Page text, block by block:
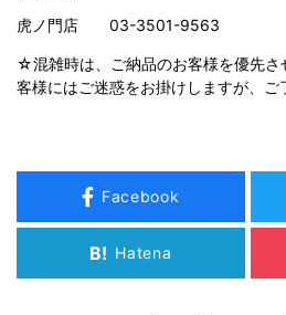
虎ノ門店 03-3501-9563
☆混雑時は、ご納品のお客様を優先さ
客様にはご迷惑をお掛けしますが、ご
Facebook
B! Hatena